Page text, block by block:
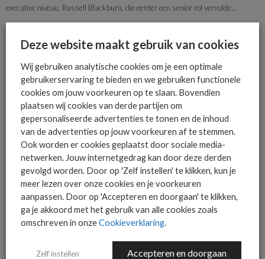
executive niveau. Russell Blackburn, die eerder een senior rol vervulde...
ALGEMEEN IT NIEUWS NIEUWS
Diliane Snackers benoemd tot Senior Director Benelux bij NetApp
Diliane Snackers is benoemd tot Senior Director Benelux bij NetApp. In deze
nieuwe rol zal Snackers de lead nemen in...
10-12-2024
ALGEMEEN IT NIEUWS NIEUWS
Nutanix benoemt Stef Koopman tot Director Channel & Ecosystems
NEEUR & CIS
Nutanix heeft Stef Koopman benoemd tot Director Channel & Ecosystems
NEEUR & CIS. Hiermee breidt Nutanix zijn channel-team in de...
Deze website maakt gebruik van cookies
Wij gebruiken analytische cookies om je een optimale
gebruikerservaring te bieden en we gebruiken functionele
cookies om jouw voorkeuren op te slaan. Bovendien
plaatsen wij cookies van derde partijen om
gepersonaliseerde advertenties te tonen en de inhoud
van de advertenties op jouw voorkeuren af te stemmen.
Ook worden er cookies geplaatst door sociale media-
netwerken. Jouw internetgedrag kan door deze derden
gevolgd worden. Door op 'Zelf instellen' te klikken, kun je
meer lezen over onze cookies en je voorkeuren
aanpassen. Door op 'Accepteren en doorgaan' te klikken,
ga je akkoord met het gebruik van alle cookies zoals
omschreven in onzeCookieverklaring.
Zelf instellen Accepteren en doorgaan